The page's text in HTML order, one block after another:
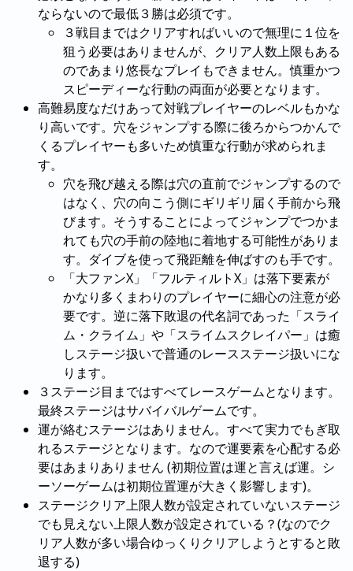
ならないので最低３勝は必須です。
３戦目まではクリアすればいいので無理に１位を
狙う必要はありませんが、クリア人数上限もある
のであまり悠長なプレイもできません。慎重かつ
スピーディーな行動の両面が必要となります。
高難易度なだけあって対戦プレイヤーのレベルもかな
り高いです。穴をジャンプする際に後ろからつかんで
くるプレイヤーも多いため慎重な行動が求められま
す。
穴を飛び越える際は穴の直前でジャンプするので
はなく、穴の向こう側にギリギリ届く手前から飛
びます。そうすることによってジャンプでつかま
れても穴の手前の陸地に着地する可能性がありま
す。ダイブを使って飛距離を伸ばすのも手です。
「大ファンX」「フルティルトX」は落下要素が
かなり多くまわりのプレイヤーに細心の注意が必
要です。逆に落下敗退の代名詞であった「スライ
ム・クライム」や「スライムスクレイパー」は癒
しステージ扱いで普通のレースステージ扱いにな
ります。
３ステージ目まではすべてレースゲームとなります。
最終ステージはサバイバルゲームです。
運が絡むステージはありません。すべて実力でもぎ取
れるステージとなります。なので運要素を心配する必
要はあまりありません (初期位置は運と言えば運。シ
ーソーゲームは初期位置運が大きく影響します)。
ステージクリア上限人数が設定されていないステージ
でも見えない上限人数が設定されている？(なのでク
リア人数が多い場合ゆっくりクリアしようとすると敗
退する)